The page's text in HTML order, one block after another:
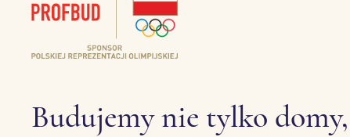
Budujemy nie tylko domy,